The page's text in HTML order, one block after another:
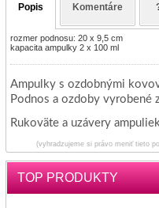
Popis Komentáre
rozmer podnosu: 20 x 9,5 cm
kapacita ampulky 2 x 100 ml
Ampulky s ozdobnými
Podnos a ozdoby vyrobené
Rukoväte a uzávery
(vyhradzujeme si právo meniť tieto
TOP PRODUKTY